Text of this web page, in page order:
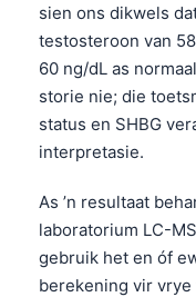
sien ons dikwels
testosteroon van
60 ng/dL as
storie nie; die
status en SHBG
interpretasie.
As ’n resultaat
laboratorium LC-
gebruik het en óf
berekening vir